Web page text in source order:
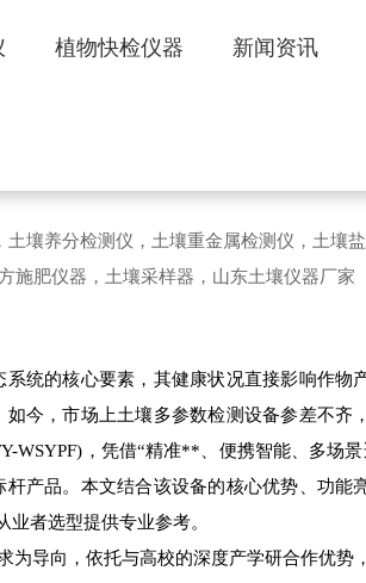
植物快检仪器 新闻资讯
壤养分检测仪，土壤重金属检测仪，土壤
施肥仪器，土壤采样器，山东土壤仪器厂家
统的核心要素，其健康状况直接影响作物
今，市场上土壤多参数检测设备参差不齐
WSYPF)，凭借“精准**、便携智能、多场景
产品。本文结合该设备的核心优势、功能
者选型提供专业参考。
导向，依托与高校的深度产学研合作优势